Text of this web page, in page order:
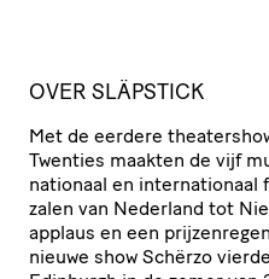
OVER SLÄPSTICK
Met de eerdere
Twenties maakten de vijf
nationaal en
zalen van Nederland tot
applaus en een
nieuwe show Schërzo